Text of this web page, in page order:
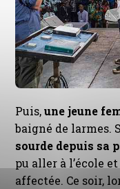
Puis,une jeune
baigné de larmes.
sourde depuis sa
pu aller à l’école
affectée. Ce soir,